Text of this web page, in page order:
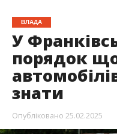
ВЛАДА
У
порядок
знати
Опубліковано 25.02.2025